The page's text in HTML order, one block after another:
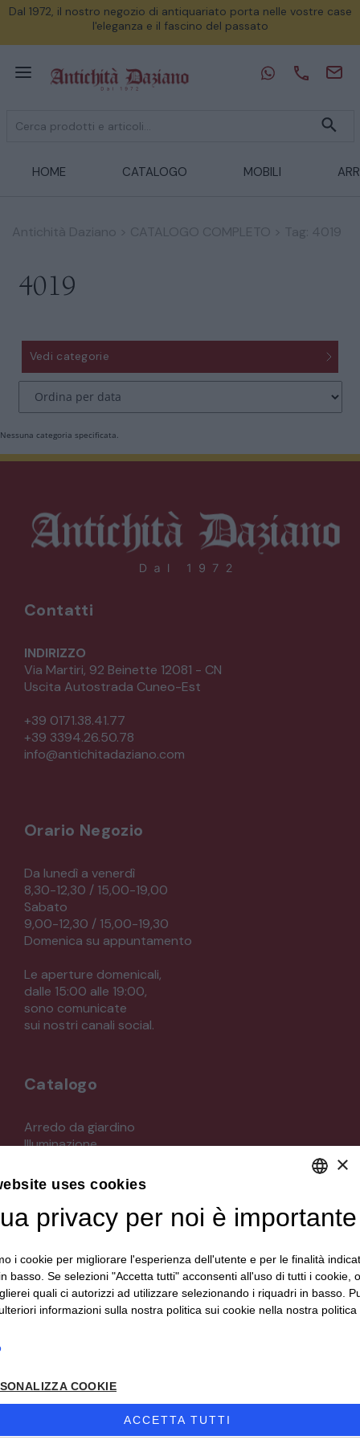
Dal 1972, il nostro negozio di antiquariato porta nelle vostre case
l'eleganza e il fascino del passato
HOME CATALOGO MOBILI
Antichità Daziano CATALOGO COMPLETO Tag: 4019
CATALOGO COMPLETO
ARMADI
COMÒ E COMODINI
SEDIE POLTRONE DIVANI
CREDENZE – DOPPI CORPI – BUFFET
ARREDO DA GIARDINO
DECORAZIONI OGGETTISTICA ILLUMINAZIONE
4019
Vedi categorie
Nessuna categoria specificata.
Contatti
INDIRIZZO
Via Martiri, 92 Beinette 12081 - CN
Uscita Autostrada Cuneo-Est
+39 0171.38.41.77
+39 3394.26.50.78
info@antichitadaziano.com
Orario Negozio
Da lunedì a venerdì
8,30-12,30 / 15,00-19,00
Sabato
9,00-12,30 / 15,00-19,30
Domenica su appuntamento
Le aperture domenicali,
dalle 15:00 alle 19:00,
sono comunicate
sui nostri canali social.
Catalogo
Arredo da giardino
Illuminazione
Mobili
Oggettistica
Orologeria
Quadri stampe
Strumenti musicali e accessori
Tappeti e tessuti
Veicoli d'epoca
DEFAULT LANGUAGE
ITALIAN
×
uses cookies
privacy per noi è importante
i cookie per migliorare l'esperienza dell'utente e per le finalità
basso. Se selezioni "Accetta tutti" acconsenti all'uso di tutti i cookie,
quali ci autorizzi ad utilizzare selezionando i riquadri in basso.
informazioni sulla nostra politica sui cookie nella nostra politica
COOKIE
ACCETTA TUTTI